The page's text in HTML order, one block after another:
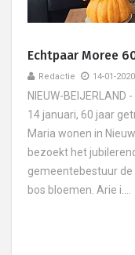
Echtpaar Moree
Redactie 14-01-2020
NIEUW-
14 januari, 60 jaar
Maria wonen in
bezoekt het
gemeentebestuur
bos bloemen. Arie i....